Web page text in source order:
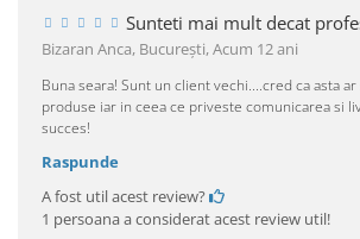
Sunteti mai mult decat
Bizaran Anca, Bucureşti,Acum 12 ani
Buna seara! Sunt un client vechi....cred ca asta
produse iar in ceea ce priveste comunicarea si
succes!
Raspunde
A fost util acest review?
1 persoana a considerat acest review util!